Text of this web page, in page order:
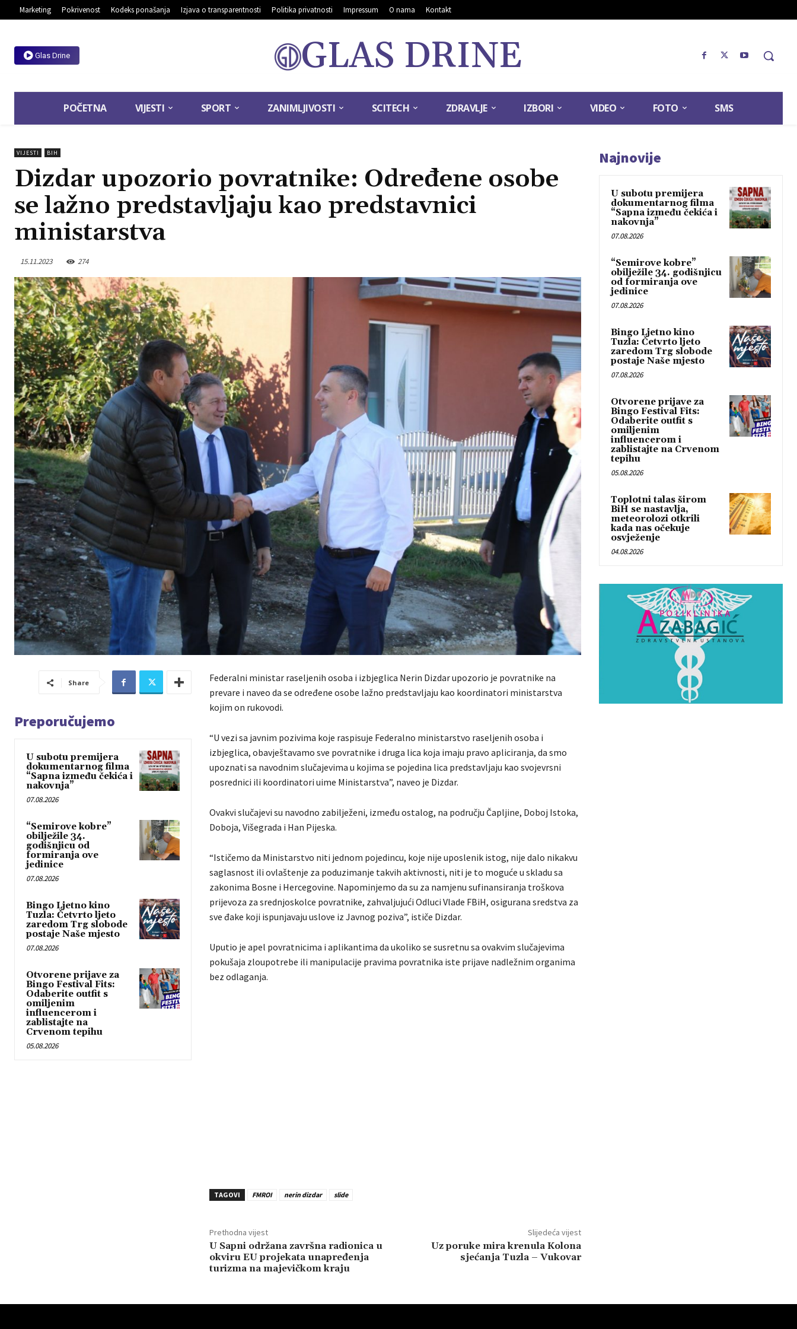
Marketing Pokrivenost Kodeks ponašanja Izjava o transparentnosti Politika privatnosti Impressum O nama Kontakt
Glas Drine GLAS DRINE
POČETNA VIJESTI SPORT ZANIMLJIVOSTI SCITECH ZDRAVLJE IZBORI VIDEO FOTO SMS
VIJESTI BIH
Dizdar upozorio povratnike: Određene osobe
se lažno predstavljaju kao predstavnici
ministarstva
15.11.2023 274
Share
Preporučujemo
U subotu premijera
dokumentarnog filma
“Sapna između čekića i
nakovnja”
07.08.2026
“Semirove kobre”
obilježile 34.
godišnjicu od
formiranja ove
jedinice
07.08.2026
Bingo Ljetno kino
Tuzla: Četvrto ljeto
zaredom Trg slobode
postaje Naše mjesto
07.08.2026
Otvorene prijave za
Bingo Festival Fits:
Odaberite outfit s
omiljenim
influencerom i
zablistajte na
Crvenom tepihu
05.08.2026
Federalni ministar raseljenih osoba i izbjeglica Nerin Dizdar upozorio je povratnike na
prevare i naveo da se određene osobe lažno predstavljaju kao koordinatori ministarstva
kojim on rukovodi.
“U vezi sa javnim pozivima koje raspisuje Federalno ministarstvo raseljenih osoba i
izbjeglica, obavještavamo sve povratnike i druga lica koja imaju pravo apliciranja, da smo
upoznati sa navodnim slučajevima u kojima se pojedina lica predstavljaju kao svojevrsni
posrednici ili koordinatori uime Ministarstva”, naveo je Dizdar.
Ovakvi slučajevi su navodno zabilježeni, između ostalog, na području Čapljine, Doboj Istoka,
Doboja, Višegrada i Han Pijeska.
“Ističemo da Ministarstvo niti jednom pojedincu, koje nije uposlenik istog, nije dalo nikakvu
saglasnost ili ovlaštenje za poduzimanje takvih aktivnosti, niti je to moguće u skladu sa
zakonima Bosne i Hercegovine. Napominjemo da su za namjenu sufinansiranja troškova
prijevoza za srednjoskolce povratnike, zahvaljujući Odluci Vlade FBiH, osigurana sredstva za
sve đake koji ispunjavaju uslove iz Javnog poziva”, ističe Dizdar.
Uputio je apel povratnicima i aplikantima da ukoliko se susretnu sa ovakvim slučajevima
pokušaja zloupotrebe ili manipulacije pravima povratnika iste prijave nadležnim organima
bez odlaganja.
TAGOVI FMROI nerin dizdar slide
Prethodna vijest
U Sapni održana završna radionica u
okviru EU projekata unapređenja
turizma na majevičkom kraju
Slijedeća vijest
Uz poruke mira krenula Kolona
sjećanja Tuzla – Vukovar
Najnovije
U subotu premijera
dokumentarnog filma
“Sapna između čekića i
nakovnja”
07.08.2026
“Semirove kobre”
obilježile 34. godišnjicu
od formiranja ove
jedinice
07.08.2026
Bingo Ljetno kino
Tuzla: Četvrto ljeto
zaredom Trg slobode
postaje Naše mjesto
07.08.2026
Otvorene prijave za
Bingo Festival Fits:
Odaberite outfit s
omiljenim
influencerom i
zablistajte na Crvenom
tepihu
05.08.2026
Toplotni talas širom
BiH se nastavlja,
meteorolozi otkrili
kada nas očekuje
osvježenje
04.08.2026